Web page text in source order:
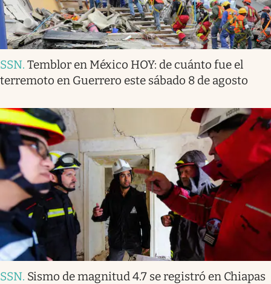
SSN. Temblor en México HOY: de cuánto fue el
terremoto en Guerrero este sábado 8 de agosto
SSN. Sismo de magnitud 4.7 se registró en Chiapas